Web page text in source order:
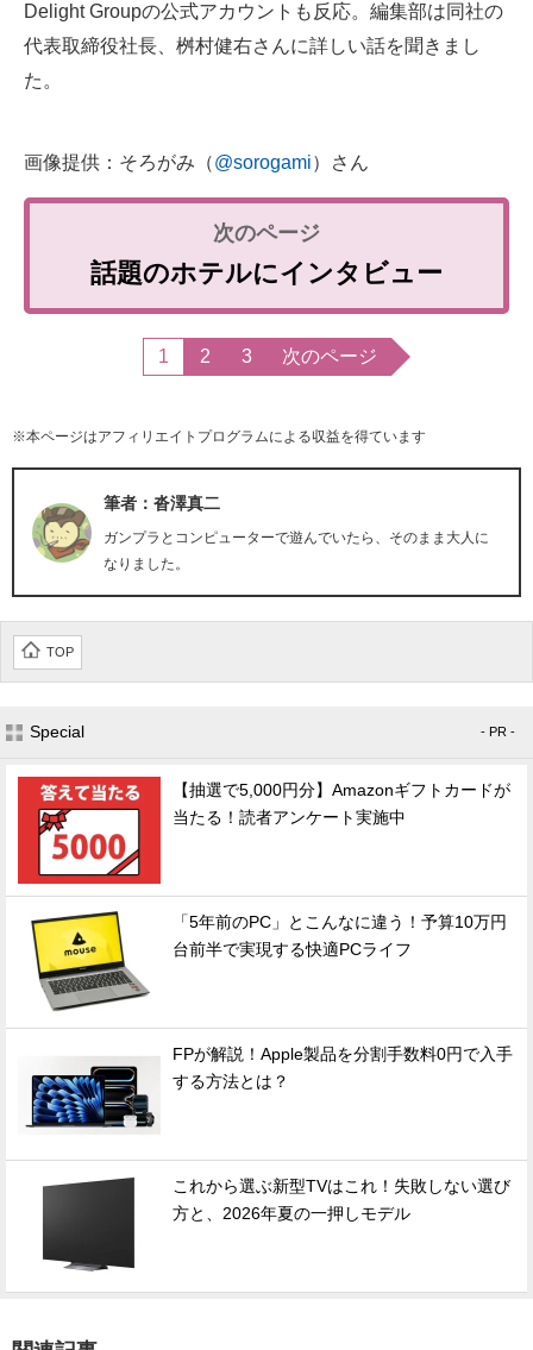
Delight Groupの公式アカウントも反応。編集部は同社の
代表取締役社長、桝村健右さんに詳しい話を聞きまし
た。
画像提供：そろがみ（@sorogami）さん
話題のホテルにインタビュー
1 2 3 次のページ
※本ページはアフィリエイトプログラムによる収益を得ています
筆者：沓澤真二
ガンプラとコンピューターで遊んでいたら、そのまま大人に
なりました。
TOP
Special - PR -
【抽選で5,000円分】Amazonギフトカードが
当たる！読者アンケート実施中
「5年前のPC」とこんなに違う！予算10万円
台前半で実現する快適PCライフ
FPが解説！Apple製品を分割手数料0円で入手
する方法とは？
これから選ぶ新型TVはこれ！失敗しない選び
方と、2026年夏の一押しモデル